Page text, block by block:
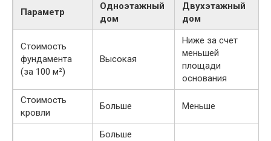
Параметр
Одноэтажный
дом
Двухэтажный
дом
Стоимость
фундамента
(за 100 м²)
Высокая
Ниже за счет
меньшей
площади
основания
Стоимость
кровли
Больше Меньше
Больше